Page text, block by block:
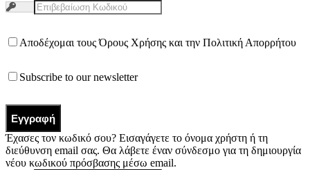
Αποδέχομαι τουςΌρους Χρήσης και την Πολιτική Απορρήτου
Subscribe to our newsletter
Εγγραφή
Έχασες τον κωδικό σου? Εισαγάγετε το όνομα χρήστη ή τη
διεύθυνση email σας. Θα λάβετε έναν σύνδεσμο για τη δημιουργία
νέου κωδικού πρόσβασης μέσω email.